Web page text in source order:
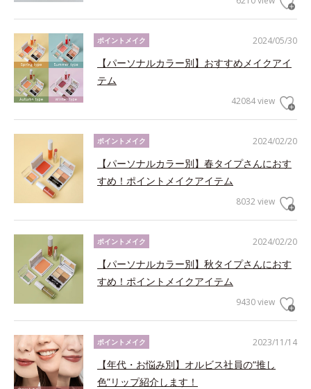
2024/05/30
ポイントメイク
【パーソナルカラー別】おすすめメイクアイ
テム
42084 view
2024/02/20
ポイントメイク
【パーソナルカラー別】春タイプさんにおす
すめ！ポイントメイクアイテム
8032 view
2024/02/20
ポイントメイク
【パーソナルカラー別】秋タイプさんにおす
すめ！ポイントメイクアイテム
9430 view
2023/11/14
ポイントメイク
【年代・お悩み別】オルビス社員の“推し
色”リップ紹介します！